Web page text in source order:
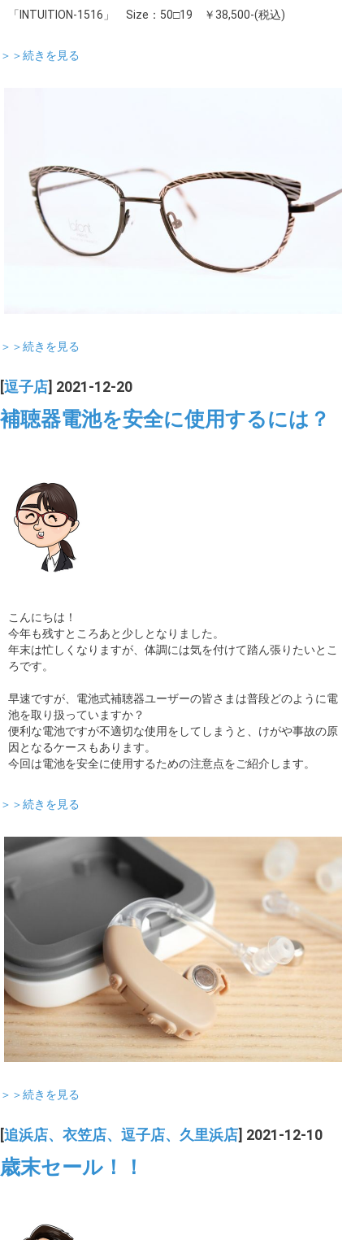
「INTUITION-1516」 Size：50□19 ￥38,500-(税込)
＞＞続きを見る
＞＞続きを見る
[逗子店] 2021-12-20
補聴器電池を安全に使用するには？
こんにちは！
今年も残すところあと少しとなりました。
年末は忙しくなりますが、体調には気を付けて踏ん張りたいとこ
ろです。
早速ですが、電池式補聴器ユーザーの皆さまは普段どのように電
池を取り扱っていますか？
便利な電池ですが不適切な使用をしてしまうと、けがや事故の原
因となるケースもあります。
今回は電池を安全に使用するための注意点をご紹介します。
＞＞続きを見る
＞＞続きを見る
[追浜店、衣笠店、逗子店、久里浜店] 2021-12-10
歳末セール！！